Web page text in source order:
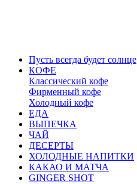
Пусть всегда будет солнце
КОФЕ
Классический кофе
Фирменный кофе
Холодный кофе
ЕДА
ВЫПЕЧКА
ЧАЙ
ДЕСЕРТЫ
ХОЛОДНЫЕ НАПИТКИ
КАКАО И МАТЧА
GINGER SHOT